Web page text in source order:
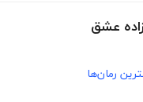
عشق
رمان‌ها